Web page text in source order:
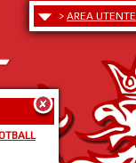
> AREA UTENTE